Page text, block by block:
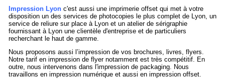
Impression Lyon c'est aussi une imprimerie offset qui met à votre
disposition un des services de photocopies le plus complet de Lyon, un
service de reliure sur place à Lyon et un atelier de sérigraphie
fournissant à Lyon une clientèle d'entreprise et de particuliers
recherchant le haut de gamme.
Nous proposons aussi l’impression de vos brochures, livres, flyers.
Notre tarif en impression de flyer notamment est très compétitif. En
outre, nous intervenons dans l'impression de packaging. Nous
travaillons en impression numérique et aussi en impression offset.